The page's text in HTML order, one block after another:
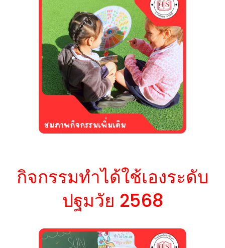
กิจกรรมทำได้ใช้เองระดับ
ปฐมวัย 2568